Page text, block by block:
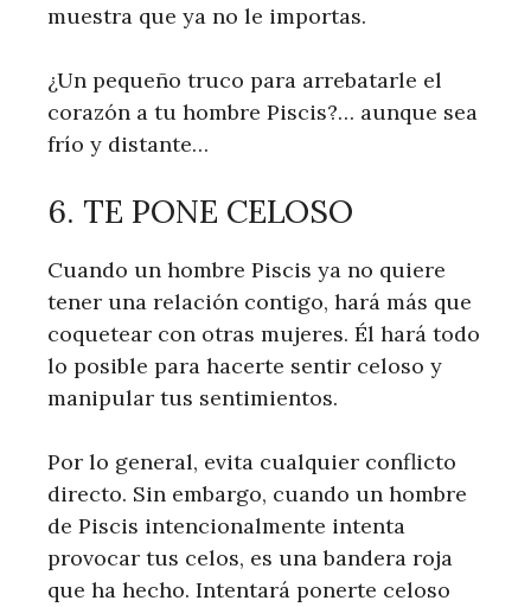
muestra que ya no le importas.
¿Un pequeño truco para arrebatarle el
corazón a tu hombre Piscis?… aunque sea
frío y distante…
6. TE PONE CELOSO
Cuando un hombre Piscis ya no quiere
tener una relación contigo, hará más que
coquetear con otras mujeres. Él hará todo
lo posible para hacerte sentir celoso y
manipular tus sentimientos.
Por lo general, evita cualquier conflicto
directo. Sin embargo, cuando un hombre
de Piscis intencionalmente intenta
provocar tus celos, es una bandera roja
que ha hecho. Intentará ponerte celoso